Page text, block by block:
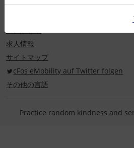
求人情報
サイトマップ
cFos eMobility auf Twitter folgen
その他の言語
Practice random kindness and